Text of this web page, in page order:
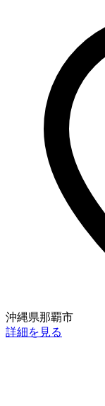
沖縄県那覇市
詳細を見る